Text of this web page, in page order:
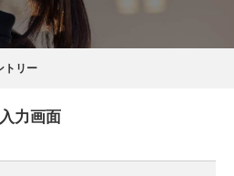
トリー
入力画面